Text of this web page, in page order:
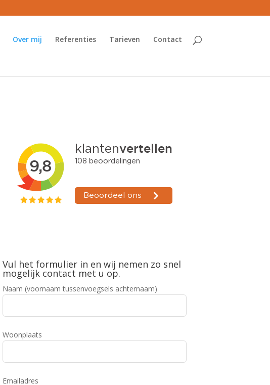
Over mij Referenties Tarieven Contact
Vul het formulier in en wij nemen zo snel
mogelijk contact met u op.
Naam (voornaam tussenvoegsels achternaam)
Woonplaats
Emailadres